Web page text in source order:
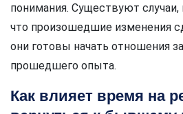
понимания. Существуют случаи,
что произошедшие изменения
они готовы начать отношения
прошедшего опыта.
Как влияет время на